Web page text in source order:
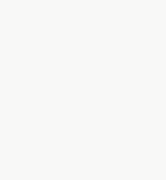
Формируем
сразу отварить в
Этот нежный
Вареники получаются